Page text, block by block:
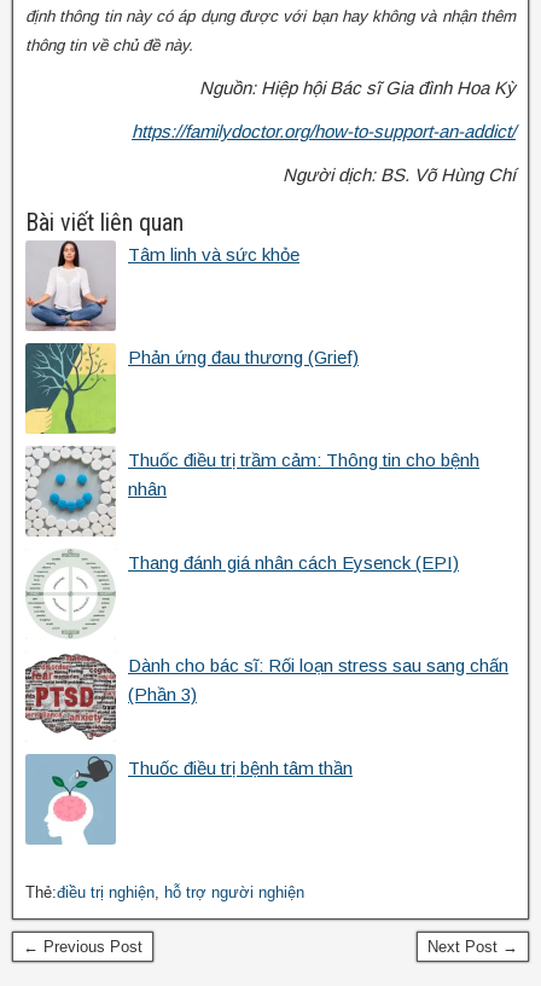
định thông tin này có áp dụng được với bạn hay không và nhận thêm
thông tin về chủ đề này.
Nguồn: Hiệp hội Bác sĩ Gia đình Hoa Kỳ
https://familydoctor.org/how-to-support-an-addict/
Người dịch: BS. Võ Hùng Chí
Bài viết liên quan
Tâm linh và sức khỏe
Phản ứng đau thương (Grief)
Thuốc điều trị trầm cảm: Thông tin cho bệnh
nhân
Thang đánh giá nhân cách Eysenck (EPI)
Dành cho bác sĩ: Rối loạn stress sau sang chấn
(Phần 3)
Thuốc điều trị bệnh tâm thần
Thẻ:điều trị nghiện, hỗ trợ người nghiện
← Previous Post Next Post →